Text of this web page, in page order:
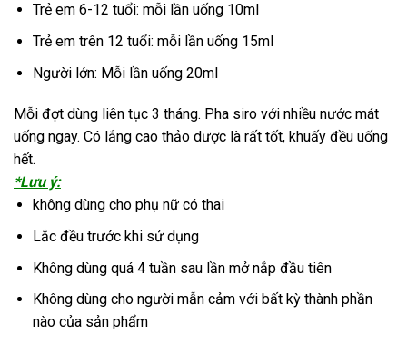
Trẻ em 6-12 tuổi: mỗi lần uống 10ml
Trẻ em trên 12 tuổi: mỗi lần uống 15ml
Người lớn: Mỗi lần uống 20ml
Mỗi đợt dùng liên tục 3 tháng. Pha siro với nhiều nước mát
uống ngay. Có lắng cao thảo dược là rất tốt, khuấy đều uống
hết.
*Lưu ý:
không dùng cho phụ nữ có thai
Lắc đều trước khi sử dụng
Không dùng quá 4 tuần sau lần mở nắp đầu tiên
Không dùng cho người mẫn cảm với bất kỳ thành phần
nào của sản phẩm